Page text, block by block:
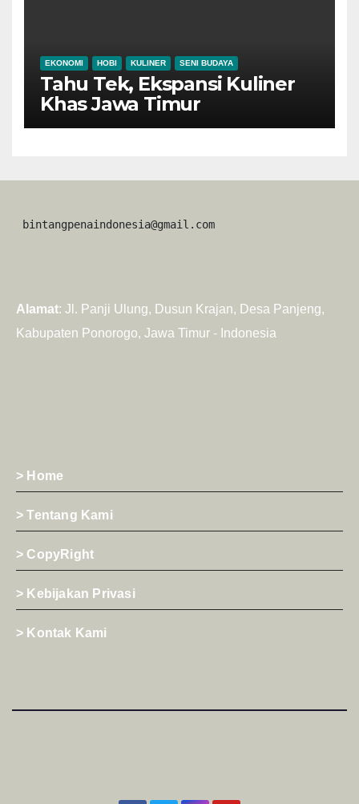
EKONOMI HOBI KULINER SENI BUDAYA
Tahu Tek, Ekspansi Kuliner
Khas Jawa Timur
bintangpenaindonesia@gmail.com
Alamat: Jl. Panji Ulung, Dusun Krajan, Desa Panjeng,
Kabupaten Ponorogo, Jawa Timur - Indonesia
> Home
> Tentang Kami
> CopyRight
> Kebijakan Privasi
> Kontak Kami